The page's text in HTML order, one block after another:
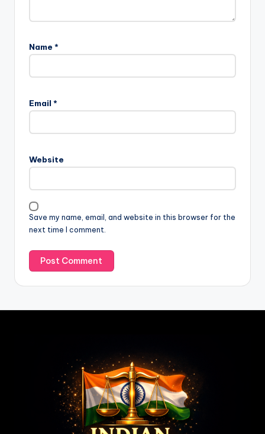
Name *
Email *
Website
Save my name, email, and website in this browser for the
next time I comment.